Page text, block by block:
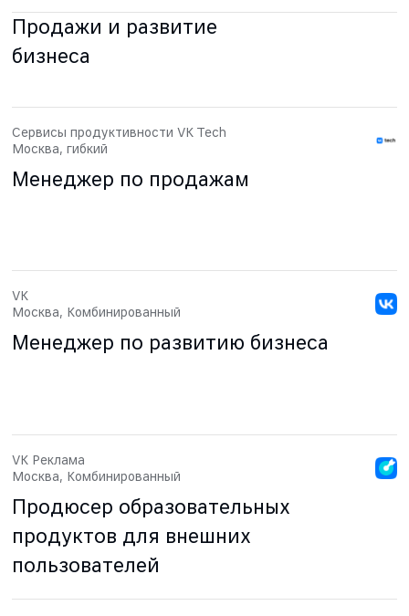
Продажи и развитие
бизнеса
Менеджер по продажам
Сервисы продуктивности VK Tech
Москва, гибкий
Менеджер по развитию бизнеса
VK
Москва, Комбинированный
Продюсер образовательных
продуктов для внешних
пользователей
VK Реклама
Москва, Комбинированный